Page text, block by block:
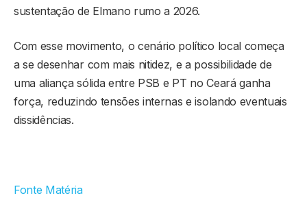
sustentação de Elmano rumo a 2026.
Com esse movimento, o cenário político local começa
a se desenhar com mais nitidez, e a possibilidade de
uma aliança sólida entre PSB e PT no Ceará ganha
força, reduzindo tensões internas e isolando eventuais
dissidências.
Fonte Matéria